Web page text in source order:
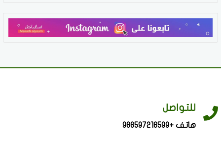
للتواصل
هاتف +966597216599